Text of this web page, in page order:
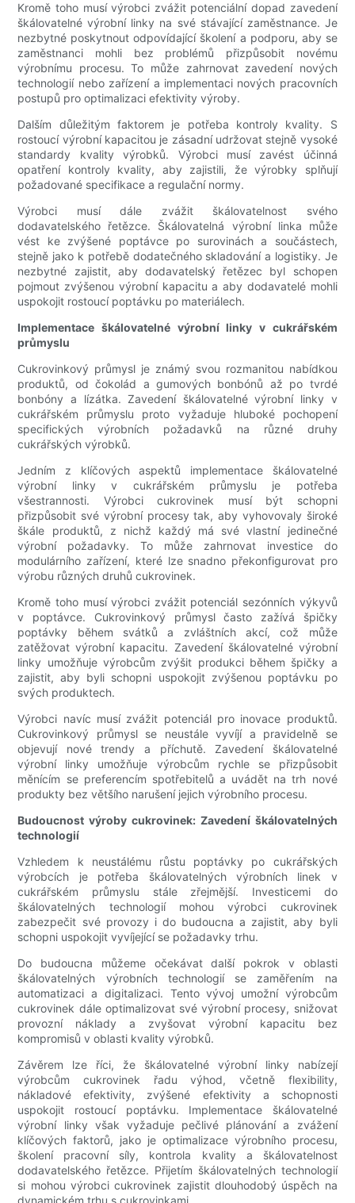
Kromě toho musí výrobci zvážit potenciální dopad zavedení
škálovatelné výrobní linky na své stávající zaměstnance. Je
nezbytné poskytnout odpovídající školení a podporu, aby se
zaměstnanci mohli bez problémů přizpůsobit novému
výrobnímu procesu. To může zahrnovat zavedení nových
technologií nebo zařízení a implementaci nových pracovních
postupů pro optimalizaci efektivity výroby.
Dalším důležitým faktorem je potřeba kontroly kvality. S
rostoucí výrobní kapacitou je zásadní udržovat stejně vysoké
standardy kvality výrobků. Výrobci musí zavést účinná
opatření kontroly kvality, aby zajistili, že výrobky splňují
požadované specifikace a regulační normy.
Výrobci musí dále zvážit škálovatelnost svého
dodavatelského řetězce. Škálovatelná výrobní linka může
vést ke zvýšené poptávce po surovinách a součástech,
stejně jako k potřebě dodatečného skladování a logistiky. Je
nezbytné zajistit, aby dodavatelský řetězec byl schopen
pojmout zvýšenou výrobní kapacitu a aby dodavatelé mohli
uspokojit rostoucí poptávku po materiálech.
Implementace škálovatelné výrobní linky v cukrářském
průmyslu
Cukrovinkový průmysl je známý svou rozmanitou nabídkou
produktů, od čokolád a gumových bonbónů až po tvrdé
bonbóny a lízátka. Zavedení škálovatelné výrobní linky v
cukrářském průmyslu proto vyžaduje hluboké pochopení
specifických výrobních požadavků na různé druhy
cukrářských výrobků.
Jedním z klíčových aspektů implementace škálovatelné
výrobní linky v cukrářském průmyslu je potřeba
všestrannosti. Výrobci cukrovinek musí být schopni
přizpůsobit své výrobní procesy tak, aby vyhovovaly široké
škále produktů, z nichž každý má své vlastní jedinečné
výrobní požadavky. To může zahrnovat investice do
modulárního zařízení, které lze snadno překonfigurovat pro
výrobu různých druhů cukrovinek.
Kromě toho musí výrobci zvážit potenciál sezónních výkyvů
v poptávce. Cukrovinkový průmysl často zažívá špičky
poptávky během svátků a zvláštních akcí, což může
zatěžovat výrobní kapacitu. Zavedení škálovatelné výrobní
linky umožňuje výrobcům zvýšit produkci během špičky a
zajistit, aby byli schopni uspokojit zvýšenou poptávku po
svých produktech.
Výrobci navíc musí zvážit potenciál pro inovace produktů.
Cukrovinkový průmysl se neustále vyvíjí a pravidelně se
objevují nové trendy a příchutě. Zavedení škálovatelné
výrobní linky umožňuje výrobcům rychle se přizpůsobit
měnícím se preferencím spotřebitelů a uvádět na trh nové
produkty bez většího narušení jejich výrobního procesu.
Budoucnost výroby cukrovinek: Zavedení škálovatelných
technologií
Vzhledem k neustálému růstu poptávky po cukrářských
výrobcích je potřeba škálovatelných výrobních linek v
cukrářském průmyslu stále zřejmější. Investicemi do
škálovatelných technologií mohou výrobci cukrovinek
zabezpečit své provozy i do budoucna a zajistit, aby byli
schopni uspokojit vyvíjející se požadavky trhu.
Do budoucna můžeme očekávat další pokrok v oblasti
škálovatelných výrobních technologií se zaměřením na
automatizaci a digitalizaci. Tento vývoj umožní výrobcům
cukrovinek dále optimalizovat své výrobní procesy, snižovat
provozní náklady a zvyšovat výrobní kapacitu bez
kompromisů v oblasti kvality výrobků.
Závěrem lze říci, že škálovatelné výrobní linky nabízejí
výrobcům cukrovinek řadu výhod, včetně flexibility,
nákladové efektivity, zvýšené efektivity a schopnosti
uspokojit rostoucí poptávku. Implementace škálovatelné
výrobní linky však vyžaduje pečlivé plánování a zvážení
klíčových faktorů, jako je optimalizace výrobního procesu,
školení pracovní síly, kontrola kvality a škálovatelnost
dodavatelského řetězce. Přijetím škálovatelných technologií
si mohou výrobci cukrovinek zajistit dlouhodobý úspěch na